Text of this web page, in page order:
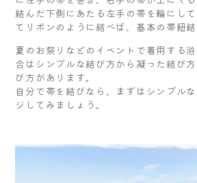
結んだ下側にあたる左手の帯を輪にし
てリボンのように結べば、基本の帯紐結
夏のお祭りなどのイベントで着用する
合はシンプルな結び方から凝った結び
び方があります。
自分で帯を結びなら、まずはシンプル
ジしてみましょう。